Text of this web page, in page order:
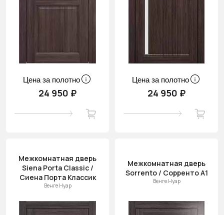
Цена за полотно
24 950 ₽
Цена за полотно
24 950 ₽
Межкомнатная дверь
Siena Porta Classic /
Сиена Порта Классик
Венге Нуар
Межкомнатная дверь
Sorrento / Сорренто А1
Венге Нуар